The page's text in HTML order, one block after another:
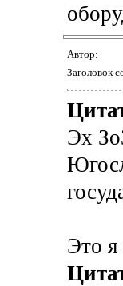
Автор:
Заголовок
Эх
Это я